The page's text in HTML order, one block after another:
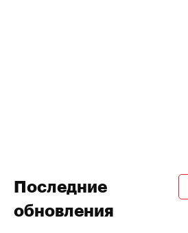
Последние
обновления